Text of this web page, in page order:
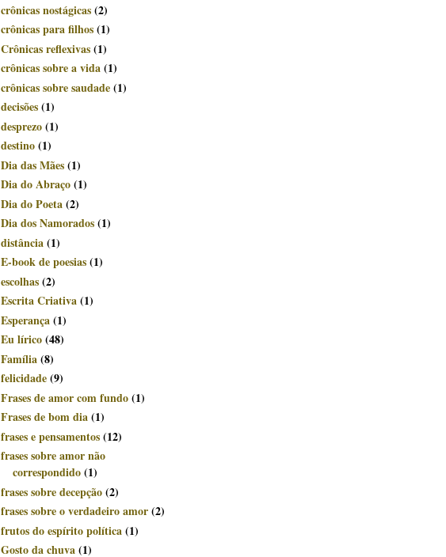
crônicas nostágicas(2)
crônicas para filhos(1)
Crônicas reflexivas(1)
crônicas sobre a vida(1)
crônicas sobre saudade(1)
decisões(1)
desprezo(1)
destino(1)
Dia das Mães(1)
Dia do Abraço(1)
Dia do Poeta(2)
Dia dos Namorados(1)
distância(1)
E-book de poesias(1)
escolhas(2)
Escrita Criativa(1)
Esperança(1)
Eu lírico(48)
Família(8)
felicidade(9)
Frases de amor com fundo(1)
Frases de bom dia(1)
frases e pensamentos(12)
frases sobre amor não
correspondido(1)
frases sobre decepção(2)
frases sobre o verdadeiro amor(2)
frutos do espírito política(1)
Gosto da chuva(1)